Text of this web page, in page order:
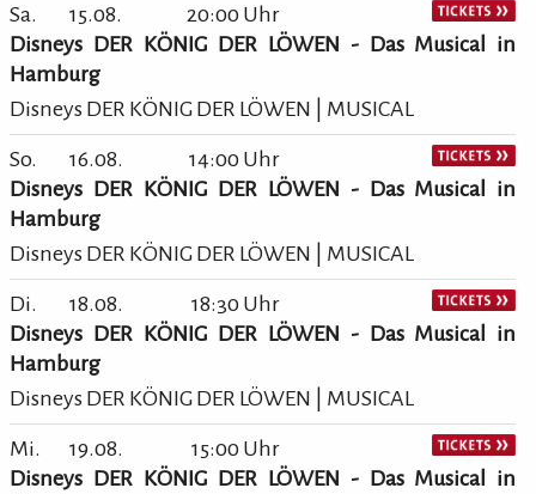
Sa. 15.08.
20:00 Uhr
Disneys DER KÖNIG DER LÖWEN - Das Musical in
Hamburg
Disneys DER KÖNIG DER LÖWEN | MUSICAL
So. 16.08.
14:00 Uhr
Disneys DER KÖNIG DER LÖWEN - Das Musical in
Hamburg
Disneys DER KÖNIG DER LÖWEN | MUSICAL
Di. 18.08.
18:30 Uhr
Disneys DER KÖNIG DER LÖWEN - Das Musical in
Hamburg
Disneys DER KÖNIG DER LÖWEN | MUSICAL
Mi. 19.08.
15:00 Uhr
Disneys DER KÖNIG DER LÖWEN - Das Musical in